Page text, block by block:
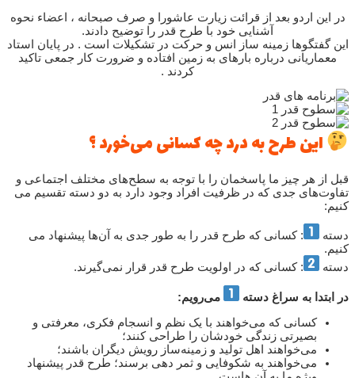
در این اردو بعد از قرائت زیارت عاشورا و صرف صبحانه ، اعضاء نحوه
آشنایی خود با طرح قدر را توضیح دادند.
این گفتگوها زمینه ساز انس و حرکت در تشکیلات است . در پایان استاد
معماریانی درباره بارهای به زمین افتاده و ضرورت کار جمعی تاکید
کردند .
این طرح به درد چه کسانی می‌خورد ؟
قبل از هر چیز ما پاسخمان را با توجه به سطح‌های مختلف اجتماعی و
تفاوت­‌های جدی که در ظرفیت افراد وجود دارد به دو دسته تقسیم می­‌
کنیم:
دسته
: کسانی که طرح قدر را به طور جدی به آن‌ها پیشنهاد می­‌
کنیم.
دسته
: کسانی که در اولویت طرح قدر قرار نمی‌گیرند.
در ابتدا به سراغ دسته
می‌رویم:
کسانی که می­‌خواهند با یک نظم و انسجام فکری، معرفتی و
بصیرتی زندگی خودشان را طراحی کنند؛
می­‌خواهند اهل تولید و زمینه‌ساز رویش دیگران باشند؛
می­‌خواهند به شکوفایی و ثمر دهی برسند؛ طرح قدر پیشنهاد